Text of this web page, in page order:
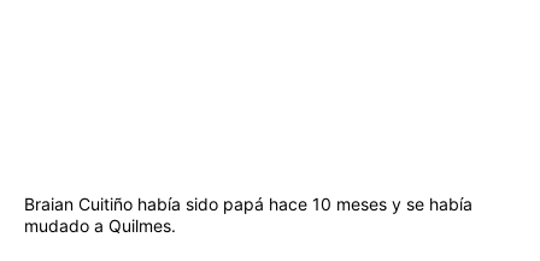
Braian Cuitiño había sido papá hace 10 meses y se había
mudado a Quilmes.